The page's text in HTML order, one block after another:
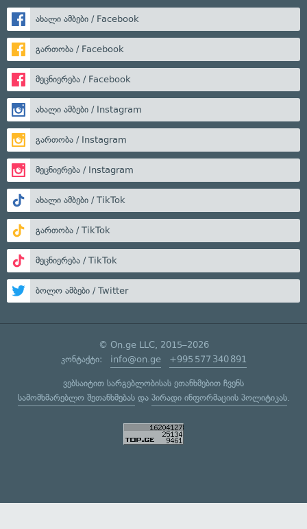
ახალი ამბები / Facebook
გართობა / Facebook
მეცნიერება / Facebook
ახალი ამბები / Instagram
გართობა / Instagram
მეცნიერება / Instagram
ახალი ამბები / TikTok
გართობა / TikTok
მეცნიერება / TikTok
ბოლო ამბები / Twitter
© On.ge LLC, 2015–2026
კონტაქტი: info@on.ge +995 577 340 891
ვებსაიტით სარგებლობისას ეთანხმებით ჩვენს
სამომხმარებლო შეთანხმებასდა პირადი ინფორმაციის პოლიტიკას.